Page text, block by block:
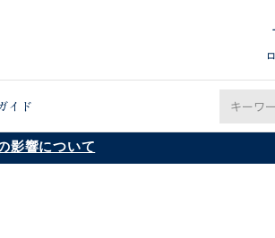
イド
影響について